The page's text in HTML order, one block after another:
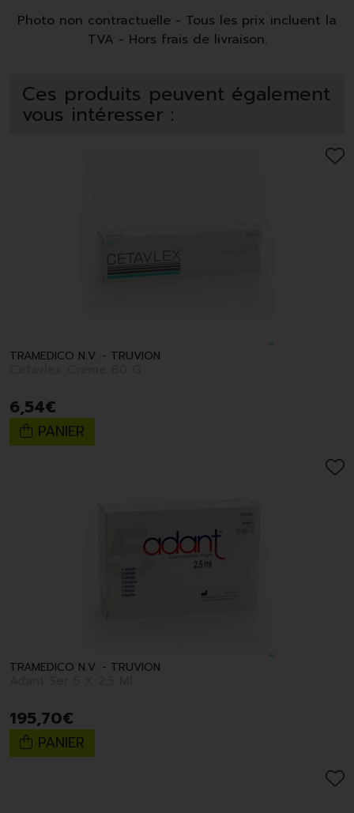
Photo non contractuelle - Tous les prix incluent la
TVA - Hors frais de livraison.
Ces produits peuvent également
vous intéresser :
TRAMEDICO N.V. - TRUVION
6,54€
PANIER
TRAMEDICO N.V. - TRUVION
195,70€
PANIER